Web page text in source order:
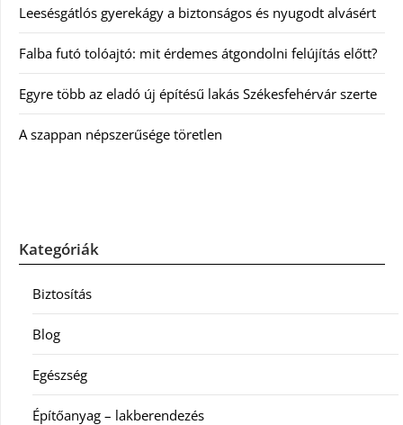
Leesésgátlós gyerekágy a biztonságos és nyugodt alvásért
Falba futó tolóajtó: mit érdemes átgondolni felújítás előtt?
Egyre több az eladó új építésű lakás Székesfehérvár szerte
A szappan népszerűsége töretlen
Kategóriák
Biztosítás
Blog
Egészség
Építőanyag – lakberendezés